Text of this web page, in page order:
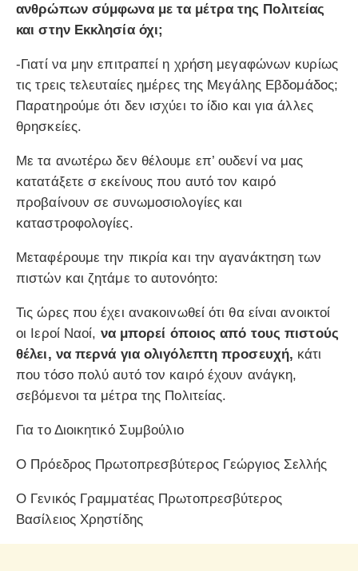
ανθρώπων σύμφωνα με τα μέτρα της Πολιτείας
και στην Εκκλησία όχι;
-Γιατί να μην επιτραπεί η χρήση μεγαφώνων κυρίως
τις τρεις τελευταίες ημέρες της Μεγάλης Εβδομάδος;
Παρατηρούμε ότι δεν ισχύει το ίδιο και για άλλες
θρησκείες.
Με τα ανωτέρω δεν θέλουμε επ’ ουδενί να μας
κατατάξετε σ εκείνους που αυτό τον καιρό
προβαίνουν σε συνωμοσιολογίες και
καταστροφολογίες.
Μεταφέρουμε την πικρία και την αγανάκτηση των
πιστών και ζητάμε το αυτονόητο:
Τις ώρες που έχει ανακοινωθεί ότι θα είναι ανοικτοί
οι Ιεροί Ναοί, να μπορεί όποιος από τους πιστούς
θέλει, να περνά για ολιγόλεπτη προσευχή, κάτι
που τόσο πολύ αυτό τον καιρό έχουν ανάγκη,
σεβόμενοι τα μέτρα της Πολιτείας.
Για το Διοικητικό Συμβούλιο
Ο Πρόεδρος Πρωτοπρεσβύτερος Γεώργιος Σελλής
Ο Γενικός Γραμματέας Πρωτοπρεσβύτερος
Βασίλειος Χρηστίδης